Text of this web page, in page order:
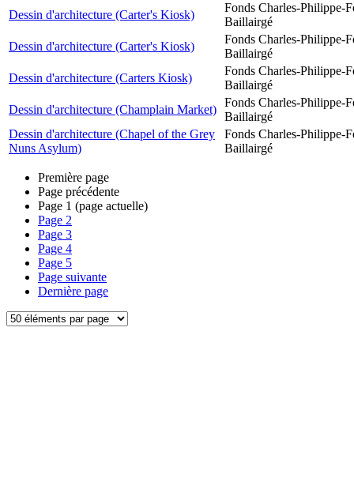
Dessin d'architecture (Carter's Kiosk)
Fonds Charles-Philippe-
Baillairgé
Dessin d'architecture (Carter's Kiosk)
Fonds Charles-Philippe-
Baillairgé
Dessin d'architecture (Carters Kiosk)
Fonds Charles-Philippe-
Baillairgé
Dessin d'architecture (Champlain Market)
Fonds Charles-Philippe-
Baillairgé
Dessin d'architecture (Chapel of the Grey
Nuns Asylum)
Fonds Charles-Philippe-
Baillairgé
Première page
Page précédente
Page 1 (page actuelle)
Page 2
Page 3
Page 4
Page 5
Page suivante
Dernière page